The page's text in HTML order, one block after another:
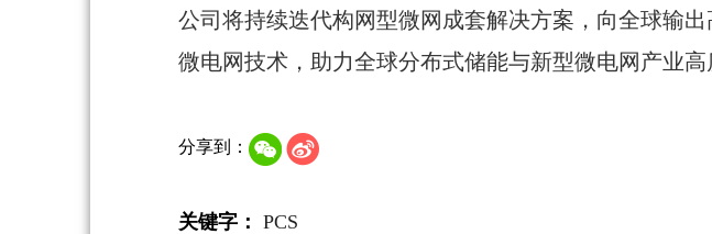
公司将持续迭代构网型微网成套解决方案，向全球输
微电网技术，助力全球分布式储能与新型微电网产业高
分享到：
关键字： PCS